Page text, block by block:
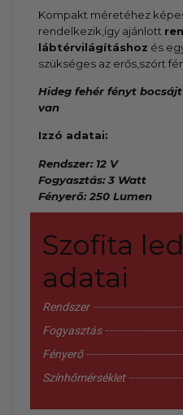
Kompakt méretéhez
rendelkezik,így ajánlott
lábtérvilágításhoz és
szükséges az erős,szórt
Hideg fehér fényt
van
Izzó adatai:
Rendszer: 12 V
Fogyasztás: 3 Watt
Fényerő: 250 Lumen
Szofita
adatai
Rendszer
Fogyasztás
Fényerő
Színhőmérséklet